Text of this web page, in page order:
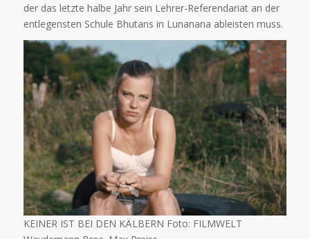
der das letzte halbe Jahr sein Lehrer-Referendariat an der
entlegensten Schule Bhutans in Lunanana ableisten muss.
KEINER IST BEI DEN KÄLBERN Foto: FILMWELT